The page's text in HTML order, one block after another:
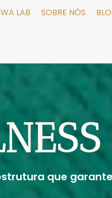
WA LAB SOBRE NÓS
que